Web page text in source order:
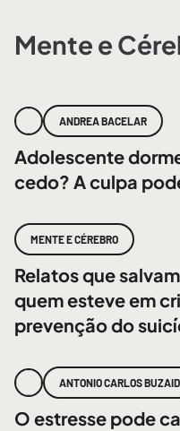
Mente e
ANDREA BACELAR
Adolescente
cedo? A culpa
MENTE E CÉREBRO
Relatos que
quem esteve em
prevenção do
ANTONIO CARLOS BUZAID
O estresse pode